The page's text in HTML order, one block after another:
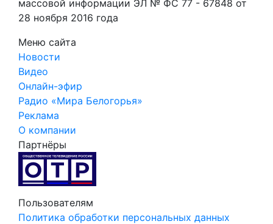
массовой информации ЭЛ № ФС 77 - 67848 от
28 ноября 2016 года
Меню сайта
Новости
Видео
Онлайн-эфир
Радио «Мира Белогорья»
Реклама
О компании
Партнёры
Пользователям
Политика обработки персональных данных